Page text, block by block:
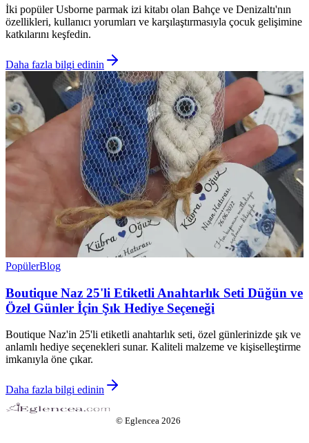
İki popüler Usborne parmak izi kitabı olan Bahçe ve Denizaltı'nın
özellikleri, kullanıcı yorumları ve karşılaştırmasıyla çocuk gelişimine
katkılarını keşfedin.
Daha fazla bilgi edinin
PopülerBlog
Boutique Naz 25'li Etiketli Anahtarlık Seti Düğün ve
Özel Günler İçin Şık Hediye Seçeneği
Boutique Naz'in 25'li etiketli anahtarlık seti, özel günlerinizde şık ve
anlamlı hediye seçenekleri sunar. Kaliteli malzeme ve kişiselleştirme
imkanıyla öne çıkar.
Daha fazla bilgi edinin
© Eglencea 2026